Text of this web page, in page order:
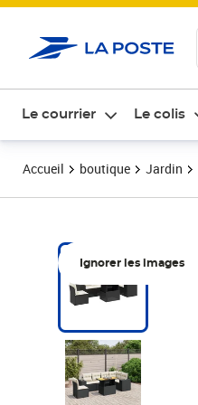
Le courrier Le colis
Accueil boutique Jardin
Ignorer les images